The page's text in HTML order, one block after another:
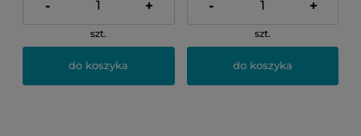
- +
szt.
do koszyka
- +
szt.
do koszyka